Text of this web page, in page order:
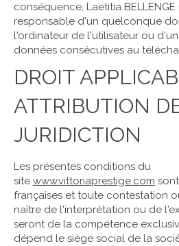
conséquence, Laetitia
responsable d'un quelconque
l'ordinateur de l'utilisateur ou
données consécutives au
DROIT
ATTRIBUTION
JURIDICTION
Les présentes conditions du
site www.vittoriaprestige.com
françaises et toute contestation
naître de l'interprétation ou de
seront de la compétence
dépend le siège social de la